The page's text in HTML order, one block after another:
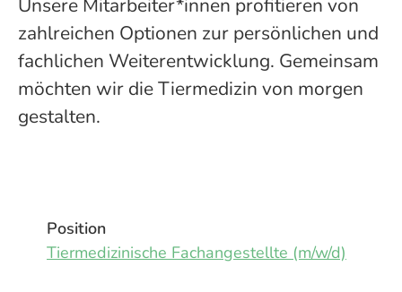
Unsere Mitarbeiter*innen profitieren von
zahlreichen Optionen zur persönlichen und
fachlichen Weiterentwicklung. Gemeinsam
möchten wir die Tiermedizin von morgen
gestalten.
Position
Tiermedizinische Fachangestellte (m/w/d)